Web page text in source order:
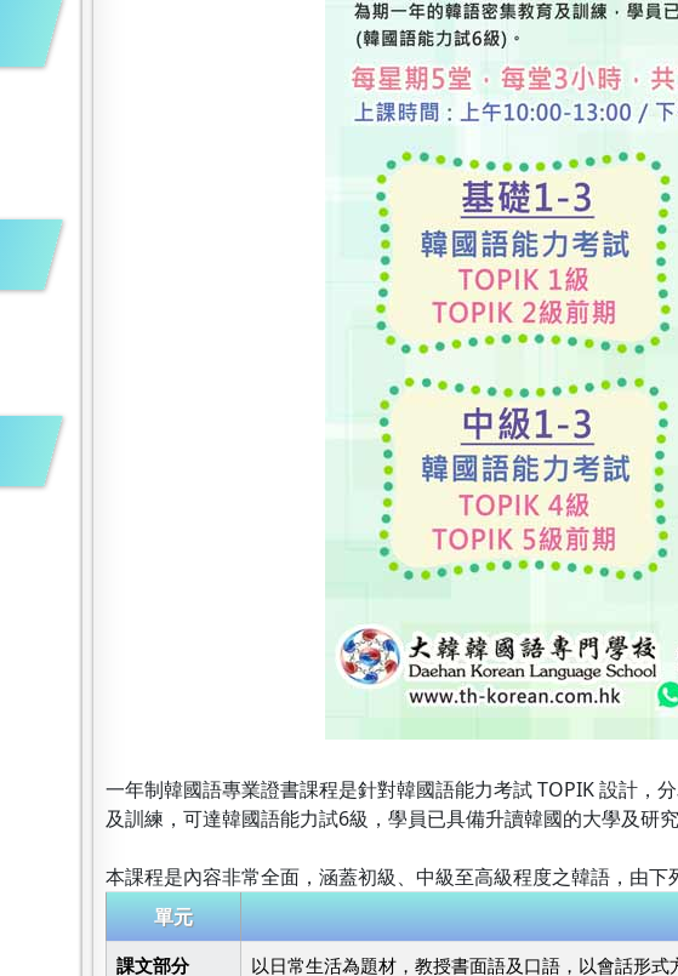
一年制韓國語專業證書課程是針對韓國語能力考試 TOPIK 設計，
及訓練，可達韓國語能力試6級，學員已具備升讀韓國的大學及研究
本課程是內容非常全面，涵蓋初級、中級至高級程度之韓語，由下
單元
課文部分
以日常生活為題材，教授書面語及口語，以會話形式